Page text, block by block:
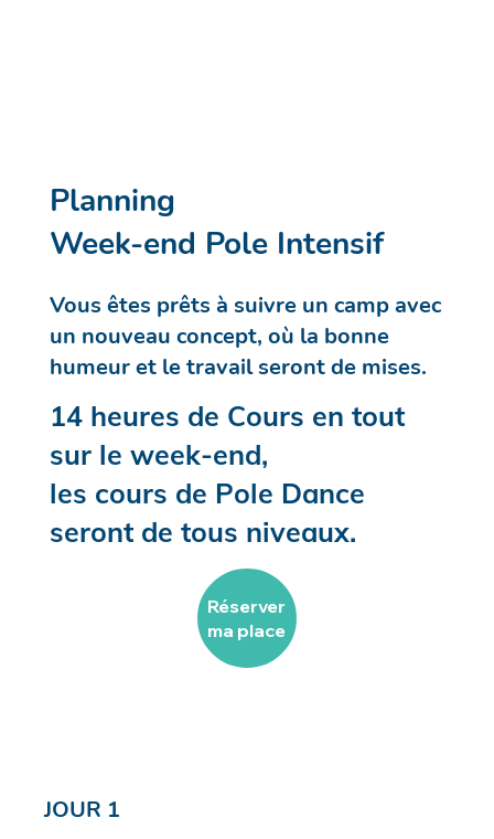
JOUR 1
Réserver
ma place
Planning
Week-end Pole Intensif
Vous êtes prêts à suivre un camp avec
un nouveau concept, où la bonne
humeur et le travail seront de mises.
14 heures de Cours en tout
sur le week-end,
les cours de Pole Dance
seront de tous niveaux.​